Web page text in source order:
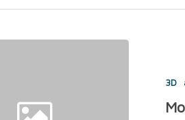
personnage
3D